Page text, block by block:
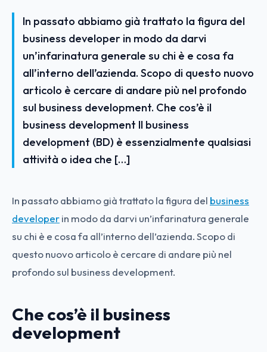
In passato abbiamo già trattato la figura del
business developer in modo da darvi
un’infarinatura generale su chi è e cosa fa
all’interno dell’azienda. Scopo di questo nuovo
articolo è cercare di andare più nel profondo
sul business development. Che cos’è il
business development Il business
development (BD) è essenzialmente qualsiasi
attività o idea che […]
In passato abbiamo già trattato la figura del business
developerin modo da darvi un’infarinatura generale
su chi è e cosa fa all’interno dell’azienda. Scopo di
questo nuovo articolo è cercare di andare più nel
profondo sul business development.
Che cos’è il business
development